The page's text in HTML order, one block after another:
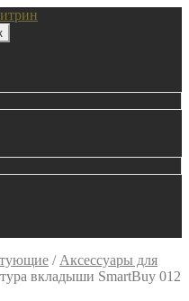
/ Аксессуары для
вкладыши SmartBuy 012